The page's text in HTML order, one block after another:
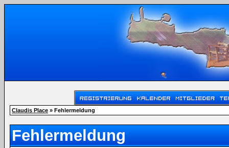
Claudis Place » Fehlermeldung
Fehlermeldung